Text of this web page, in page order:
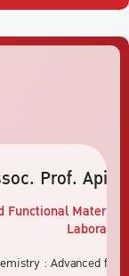
Prof.
Functional
Laboratory
: Advanced